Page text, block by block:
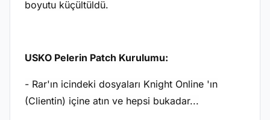
boyutu küçültüldü.
USKO Pelerin Patch Kurulumu:
- Rar'ın icindeki dosyaları Knight Online 'ın
(Clientin) içine atın ve hepsi bukadar...